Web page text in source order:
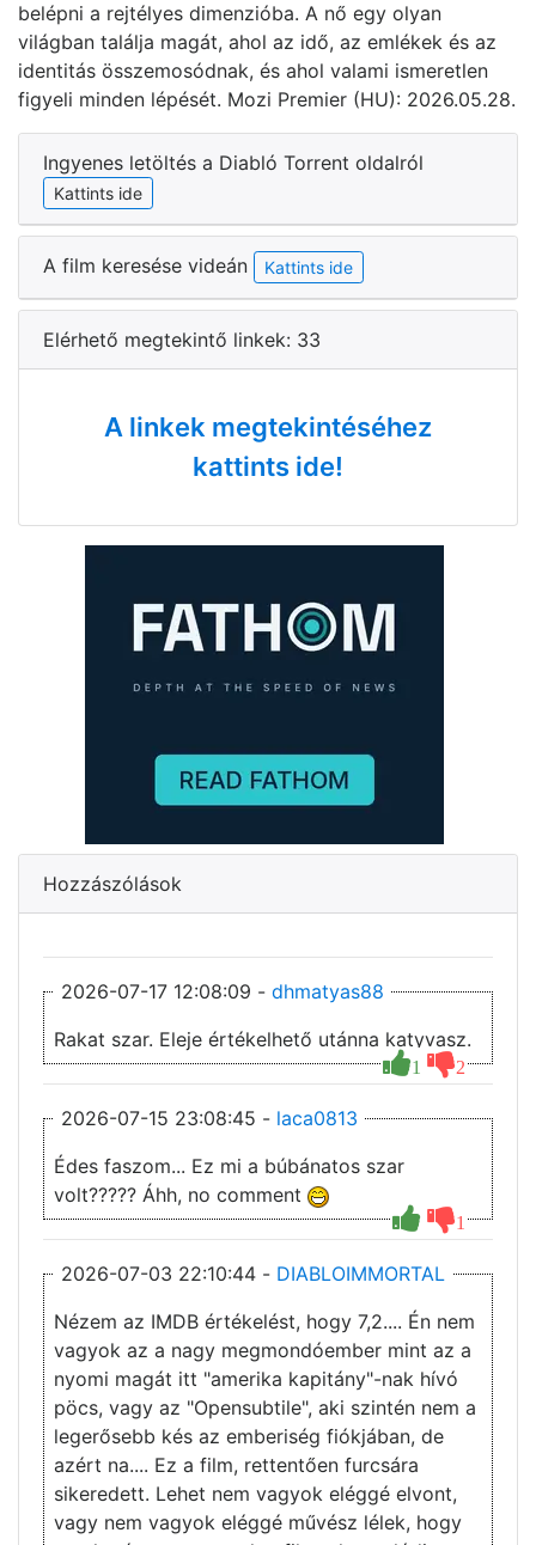
belépni a rejtélyes dimenzióba. A nő egy olyan
világban találja magát, ahol az idő, az emlékek és az
identitás összemosódnak, és ahol valami ismeretlen
figyeli minden lépését. Mozi Premier (HU): 2026.05.28.
Ingyenes letöltés a Diabló Torrent oldalról
Kattints ide
A film keresése videán Kattints ide
Elérhető megtekintő linkek: 33
A linkek megtekintéséhez
kattints ide!
Hozzászólások
2026-07-17 12:08:09 - dhmatyas88
1 2
Rakat szar. Eleje értékelhető utánna katyvasz.
2026-07-15 23:08:45 - laca0813
1
Édes faszom... Ez mi a búbánatos szar
volt????? Áhh, no comment
2026-07-03 22:10:44 - DIABLOIMMORTAL
Nézem az IMDB értékelést, hogy 7,2.... Én nem
vagyok az a nagy megmondóember mint az a
nyomi magát itt "amerika kapitány"-nak hívó
pöcs, vagy az "Opensubtile", aki szintén nem a
legerősebb kés az emberiség fiókjában, de
azért na.... Ez a film, rettentően furcsára
sikeredett. Lehet nem vagyok eléggé elvont,
vagy nem vagyok eléggé művész lélek, hogy